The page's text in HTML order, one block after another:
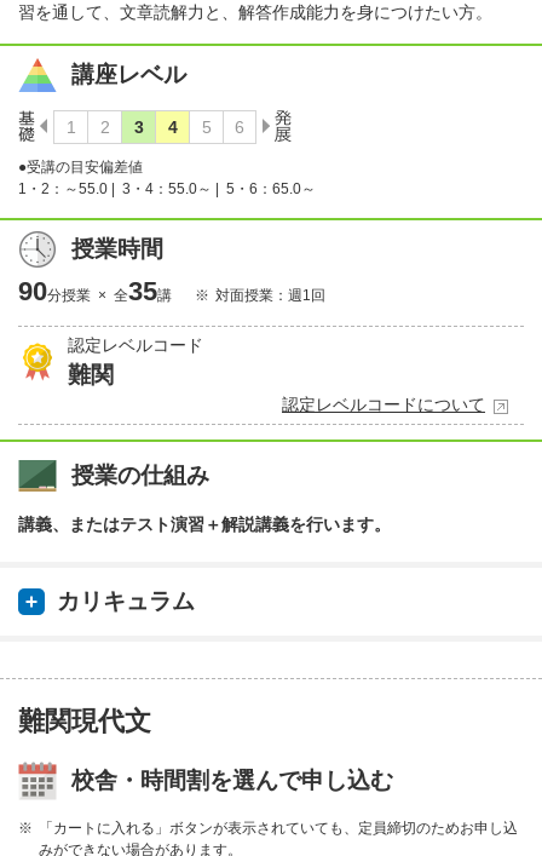
習を通して、文章読解力と、解答作成能力を身につけたい方。
講座レベル
●受講の目安偏差値
1・2：～55.0 |
3・4：55.0～ | 5・6：65.0～
授業時間
90分授業 × 全35講 対面授業：週1回
認定レベルコード
難関
認定レベルコードについて
授業の仕組み
講義、またはテスト演習＋解説講義を行います。
カリキュラム
難関現代文
校舎・時間割を選んで申し込む
「カートに入れる」ボタンが表示されていても、定員締切のためお申し込
みができない場合があります。